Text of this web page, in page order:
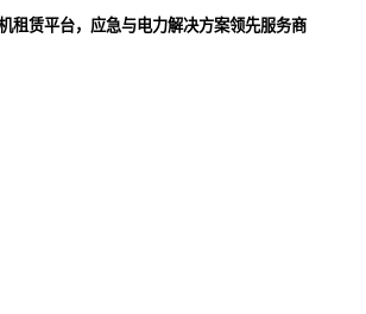
租赁平台，应急与电力解决方案领先服务商